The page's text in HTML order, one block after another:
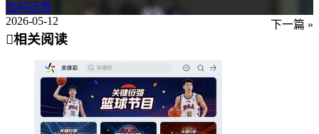
如何运用
下一篇 »
2026-05-12
相关阅读